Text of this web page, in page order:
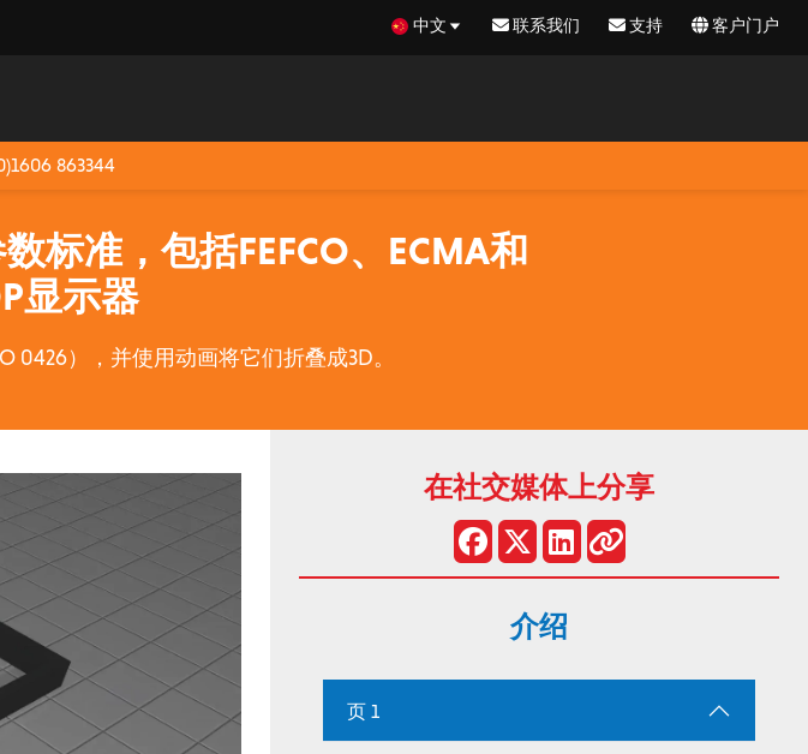
中文 联系我们 支持 客户门户
863344
标准，包括FEFCO、ECMA和
显示器
0426），并使用动画将它们折叠成3D。
在社交媒体上分享
介绍
页 1